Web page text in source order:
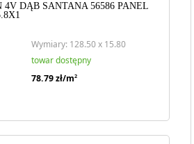
4V DĄB SANTANA 56586 PANEL
Wymiary: 128.50 x 15.80
towar dostępny
78.79zł/m2